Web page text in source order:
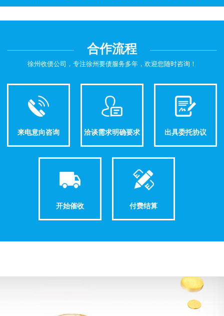
合作流程
徐州收债公司，专注徐州要债服务多年，欢迎您随时咨询！
来电意向咨询 洽谈需求明确要求 出具委托协议
开始催收 付费结算